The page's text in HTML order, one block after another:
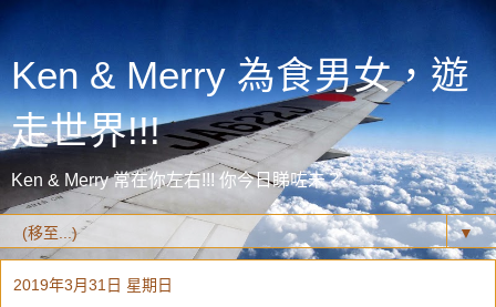
Ken & Merry 為食男女，遊
走世界!!!
Ken & Merry 常在你左右!!! 你今日睇咗未？
▼
2019年3月31日 星期日